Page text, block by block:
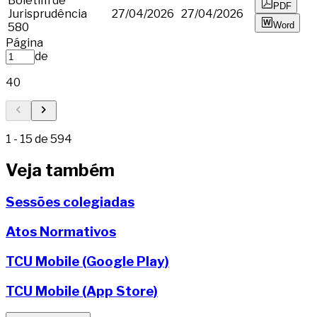
Jurisprudência
580
27/04/2026 27/04/2026
PDF
Word
Página
de
40
1 - 15 de 594
Veja também
Sessões colegiadas
Atos Normativos
TCU Mobile (Google Play)
TCU Mobile (App Store)